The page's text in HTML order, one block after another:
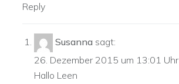
Reply
Susanna sagt:
26. Dezember 2015 um 13:01 Uhr
Hallo Leen